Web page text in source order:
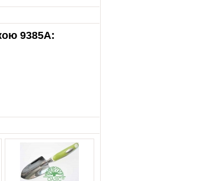
9385A: